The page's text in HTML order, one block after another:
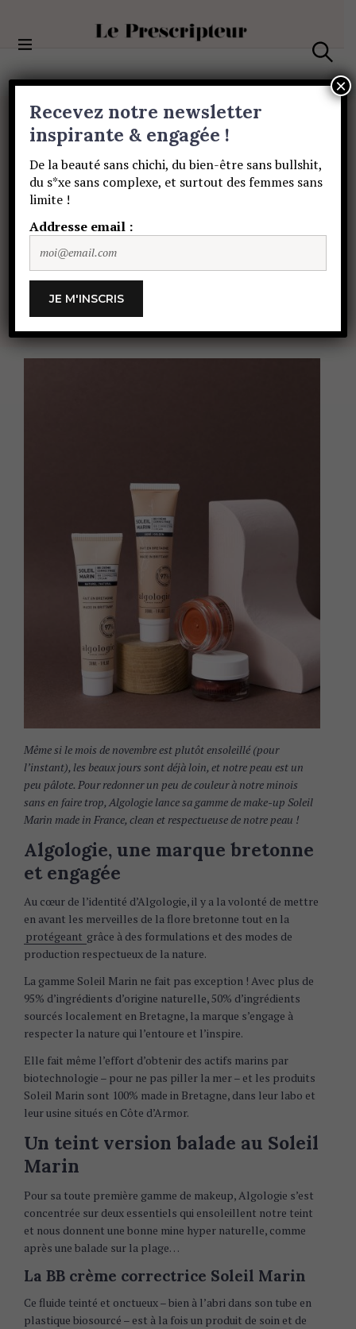
Le Prescripteur
e
a
BEAUTÉ
LeSoleilMarin
pouravoirbonne
mine–mêmeen
novembre!
Même si le mois de novembre est plutôt ensoleillé (pour
l’instant), les beaux jours sont déjà loin, et notre peau est un
peu pâlote. Pour redonner un peu de couleur à notre minois
sans en faire trop, Algologie lance sa gamme de make-up Soleil
Marin made in France, clean et respectueuse de notre peau !
Algologie, une marque bretonne
et engagée
Au cœur de l’identité d’Algologie, il y a la volonté de mettre
en avant les merveilles de la flore bretonne tout en la
protégeant grâce à des formulations et des modes de
production respectueux de la nature.
La gamme Soleil Marin ne fait pas exception ! Avec plus de
95% d’ingrédients d’origine naturelle, 50% d’ingrédients
sourcés localement en Bretagne, la marque s’engage à
respecter la nature qui l’entoure et l’inspire.
Elle fait même l’effort d’obtenir des actifs marins par
biotechnologie – pour ne pas piller la mer – et les produits
Soleil Marin sont 100% made in Bretagne, dans leur labo et
leur usine situés en Côte d’Armor.
Un teint version balade au Soleil
Marin
Pour sa toute première gamme de makeup, Algologie s’est
concentrée sur deux essentiels qui ensoleillent notre teint
et nous donnent une bonne mine hyper naturelle, comme
après une balade sur la plage…
La BB crème correctrice Soleil Marin
Ce fluide teinté et onctueux – bien à l’abri dans son tube en
plastique biosourcé – est à la fois un produit de soin et de
Recevez notre newsletter
inspirante & engagée !
De la beauté sans chichi, du bien-être sans bullshit,
du s*xe sans complexe, et surtout des femmes sans
limite !
Addresse email :
×